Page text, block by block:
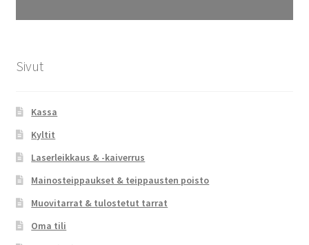
Sivut
Kassa
Kyltit
Laserleikkaus & -kaiverrus
Mainosteippaukset & teippausten poisto
Muovitarrat & tulostetut tarrat
Oma tili